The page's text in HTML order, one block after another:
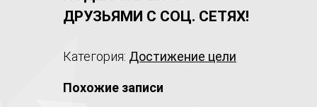
ДРУЗЬЯМИ С СОЦ. СЕТЯХ!
Категория: Достижение цели
Похожие записи